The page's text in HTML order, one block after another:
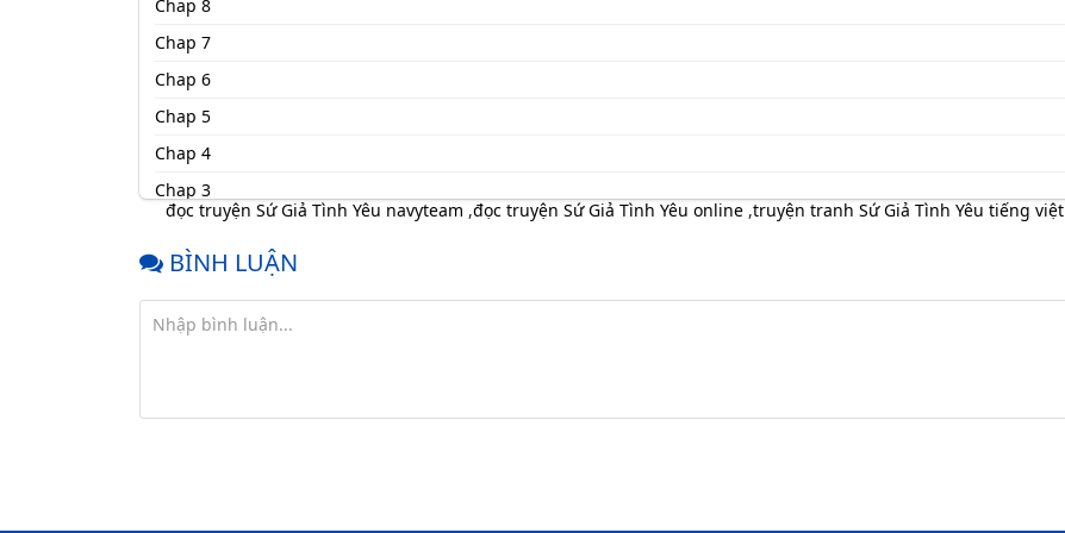
Chap 8
Chap 7
Chap 6
Chap 5
Chap 4
Chap 3
Chap 2
Chap 1
đọc truyện Sứ Giả Tình Yêu navyteam ,đọc truyện Sứ Giả Tình Yêu online ,truyện tranh Sứ Giả Tình Yêu tiếng việt
BÌNH LUẬN